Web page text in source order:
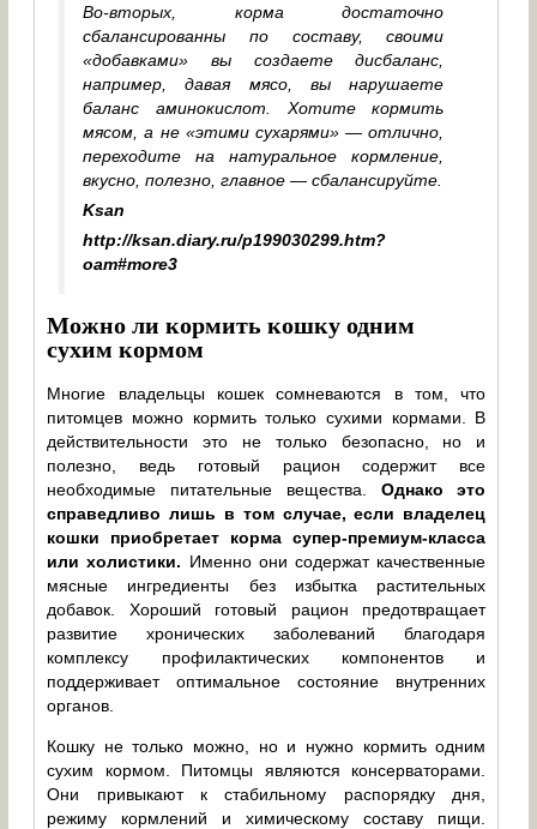
Во-вторых, корма достаточно
сбалансированны по составу, своими
«добавками» вы создаете дисбаланс,
например, давая мясо, вы нарушаете
баланс аминокислот. Хотите кормить
мясом, а не «этими сухарями» — отлично,
переходите на натуральное кормление,
вкусно, полезно, главное — сбалансируйте.
Ksan
http://ksan.diary.ru/p199030299.htm?
oam#more3
Можно ли кормить кошку одним
сухим кормом
Многие владельцы кошек сомневаются в том, что
питомцев можно кормить только сухими кормами. В
действительности это не только безопасно, но и
полезно, ведь готовый рацион содержит все
необходимые питательные вещества. Однако это
справедливо лишь в том случае, если владелец
кошки приобретает корма супер-премиум-класса
или холистики. Именно они содержат качественные
мясные ингредиенты без избытка растительных
добавок. Хороший готовый рацион предотвращает
развитие хронических заболеваний благодаря
комплексу профилактических компонентов и
поддерживает оптимальное состояние внутренних
органов.
Кошку не только можно, но и нужно кормить одним
сухим кормом. Питомцы являются консерваторами.
Они привыкают к стабильному распорядку дня,
режиму кормлений и химическому составу пищи.